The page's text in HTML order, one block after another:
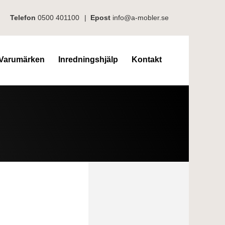
Inredningshjälp Kontakt
Telefon 0500 401100 | Epost info@a-mobler.se